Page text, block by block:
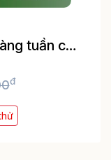
tuần cho
đ